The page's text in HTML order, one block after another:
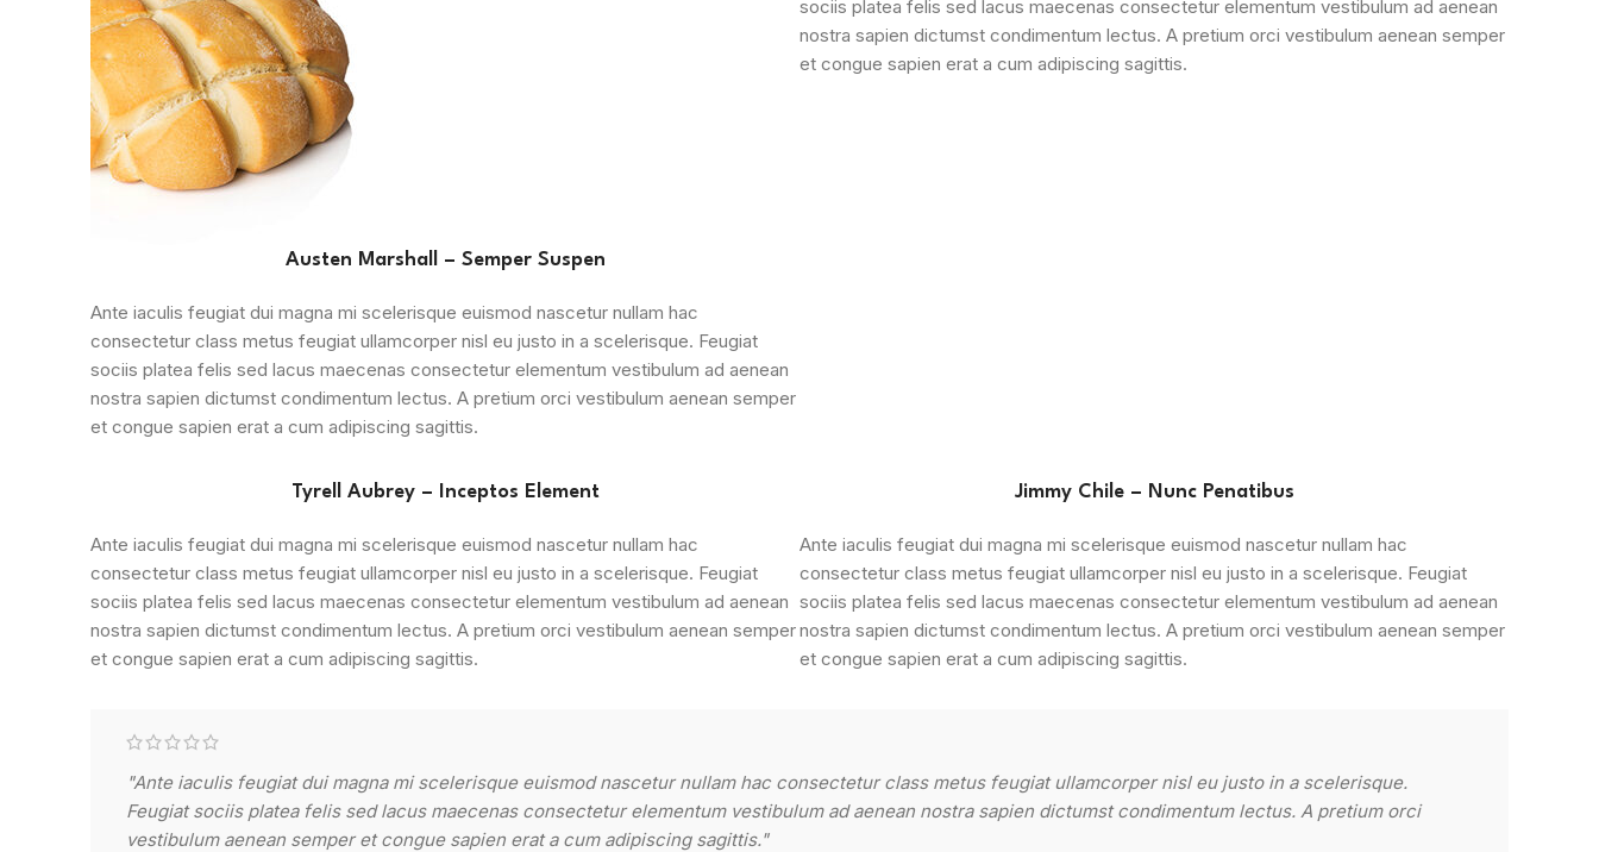
Austen Marshall – Semper Suspen
Ante iaculis feugiat dui magna mi scelerisque euismod nascetur nullam hac
consectetur class metus feugiat ullamcorper nisl eu justo in a scelerisque. Feugiat
sociis platea felis sed lacus maecenas consectetur elementum vestibulum ad aenean
nostra sapien dictumst condimentum lectus. A pretium orci vestibulum aenean semper
et congue sapien erat a cum adipiscing sagittis.
sociis platea felis sed lacus maecenas consectetur elementum vestibulum ad aenean
nostra sapien dictumst condimentum lectus. A pretium orci vestibulum aenean semper
et congue sapien erat a cum adipiscing sagittis.
Tyrell Aubrey – Inceptos Element
Ante iaculis feugiat dui magna mi scelerisque euismod nascetur nullam hac
consectetur class metus feugiat ullamcorper nisl eu justo in a scelerisque. Feugiat
sociis platea felis sed lacus maecenas consectetur elementum vestibulum ad aenean
nostra sapien dictumst condimentum lectus. A pretium orci vestibulum aenean semper
et congue sapien erat a cum adipiscing sagittis.
Jimmy Chile – Nunc Penatibus
Ante iaculis feugiat dui magna mi scelerisque euismod nascetur nullam hac
consectetur class metus feugiat ullamcorper nisl eu justo in a scelerisque. Feugiat
sociis platea felis sed lacus maecenas consectetur elementum vestibulum ad aenean
nostra sapien dictumst condimentum lectus. A pretium orci vestibulum aenean semper
et congue sapien erat a cum adipiscing sagittis.
"Ante iaculis feugiat dui magna mi scelerisque euismod nascetur nullam hac consectetur class metus feugiat ullamcorper nisl eu justo in a scelerisque.
Feugiat sociis platea felis sed lacus maecenas consectetur elementum vestibulum ad aenean nostra sapien dictumst condimentum lectus. A pretium orci
vestibulum aenean semper et congue sapien erat a cum adipiscing sagittis."